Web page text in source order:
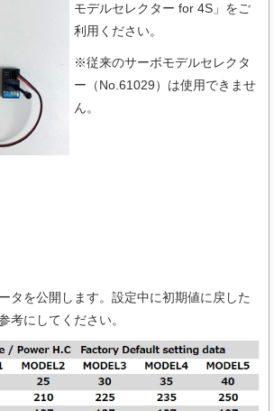
モデルセレクター for 4S」をご
利用ください。
※従来のサーボモデルセレクタ
ー（No.61029）は使用できませ
ん。
タを公開します。設定中に初期値に戻した
考にしてください。